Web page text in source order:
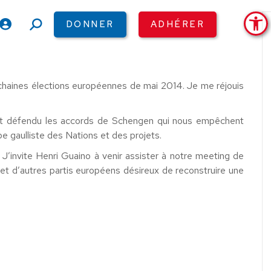
RechercheDONNER ADHÉRER
élections européennes de mai 2014. Je me réjouis
les accords de Schengen qui nous empêchent
gaulliste des Nations et des projets.
Henri Guaino à venir assister à notre meeting de
d’autres partis européens désireux de reconstruire une